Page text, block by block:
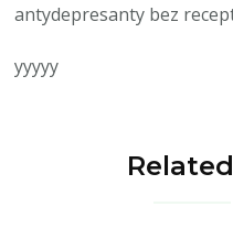
antydepresanty bez
yyyyy